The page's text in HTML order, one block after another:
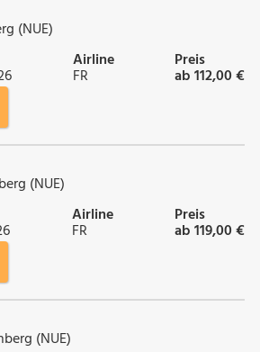
(NUE)
Airline
FR
Preis
ab 112,00 €
(NUE)
Airline
FR
Preis
ab 119,00 €
(NUE)